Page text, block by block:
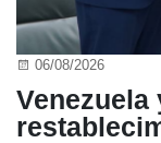
06/08/2026
Venezuela